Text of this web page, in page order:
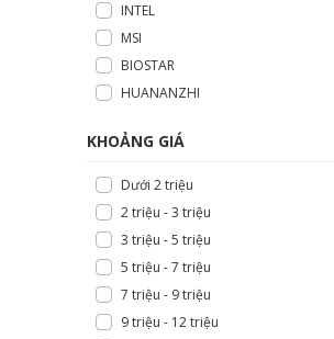
INTEL
MSI
BIOSTAR
HUANANZHI
KHOẢNG GIÁ
Dưới 2 triệu
2 triệu - 3 triệu
3 triệu - 5 triệu
5 triệu - 7 triệu
7 triệu - 9 triệu
9 triệu - 12 triệu